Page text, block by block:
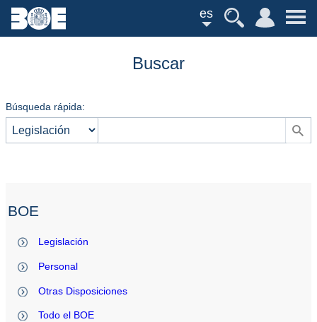
es
Buscar
Búsqueda rápida:
BOE
Legislación
Personal
Otras Disposiciones
Todo el BOE